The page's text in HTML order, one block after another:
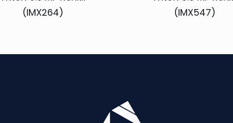
(IMX264)
(IMX547)